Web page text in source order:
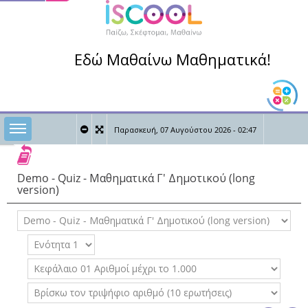
Εδώ Μαθαίνω Μαθηματικά!
Toggle sidebar
Παρασκευή, 07 Αυγούστου 2026 - 02:47
Demo - Quiz - Μαθηματικά Γ' Δημοτικού (long
version)